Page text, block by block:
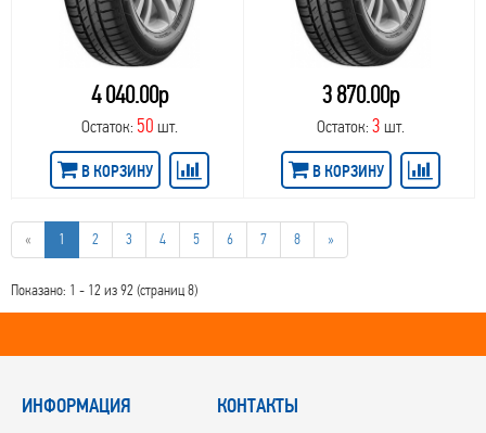
4 040.00р
Остаток: 50 шт.
В КОРЗИНУ
3 870.00р
Остаток:3 шт.
В КОРЗИНУ
« 1 2 3 4 5 6 7 8 »
Показано: 1 - 12 из 92 (страниц 8)
ИНФОРМАЦИЯ КОНТАКТЫ